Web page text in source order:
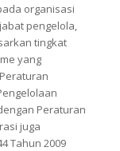
organisasi
pengelola,
tingkat
yang
Peraturan
juga
Tahun 2009